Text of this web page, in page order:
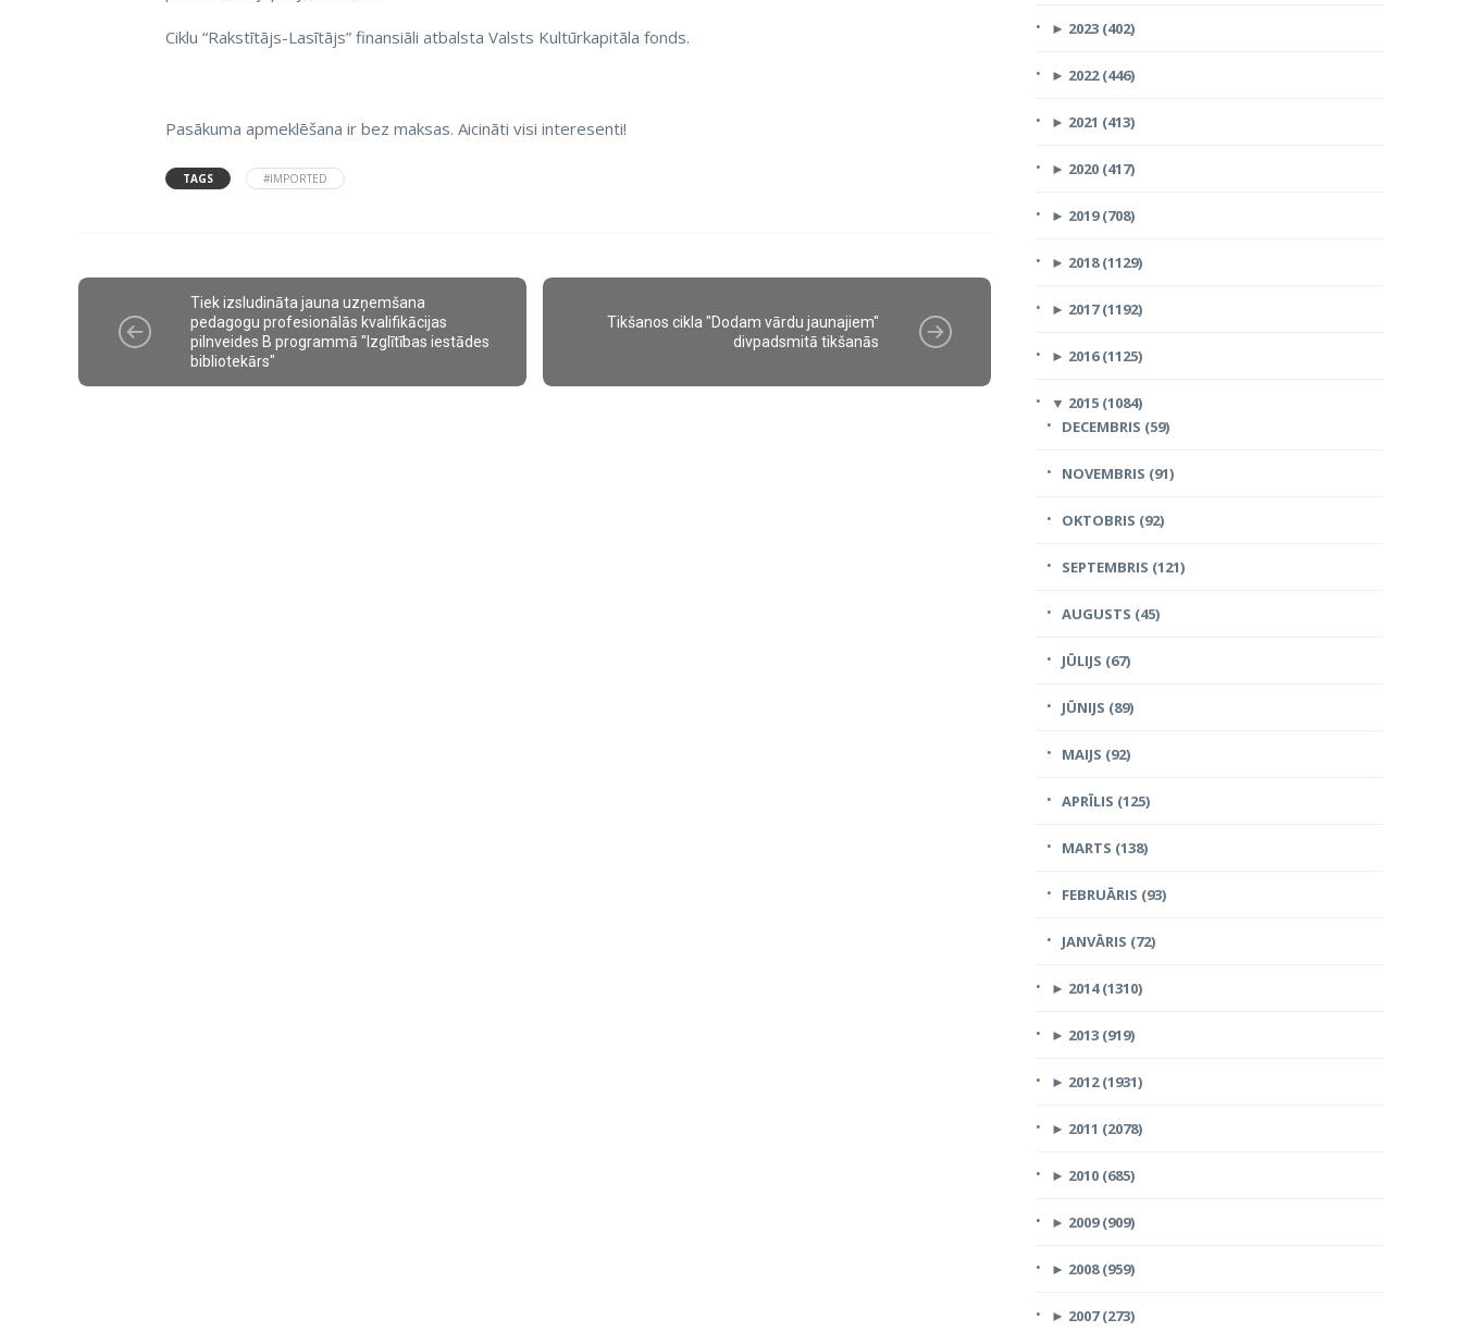
Ciklu “Rakstītājs-Lasītājs” finansiāli atbalsta Valsts Kultūrkapitāla fonds.
Pasākuma apmeklēšana ir bez maksas. Aicināti visi interesenti!
TAGS #IMPORTED
Tiek izsludināta jauna uzņemšana
pedagogu profesionālās kvalifikācijas
pilnveides B programmā "Izglītības iestādes
bibliotekārs"
Tikšanos cikla "Dodam vārdu jaunajiem"
divpadsmitā tikšanās
► 2023 (402)
► 2022 (446)
► 2021 (413)
► 2020 (417)
► 2019 (708)
► 2018 (1129)
► 2017 (1192)
► 2016 (1125)
▼ 2015 (1084)
DECEMBRIS (59)
NOVEMBRIS (91)
OKTOBRIS (92)
SEPTEMBRIS (121)
AUGUSTS (45)
JŪLIJS (67)
JŪNIJS (89)
MAIJS (92)
APRĪLIS (125)
MARTS (138)
FEBRUĀRIS (93)
JANVĀRIS (72)
► 2014 (1310)
► 2013 (919)
► 2012 (1931)
► 2011 (2078)
► 2010 (685)
► 2009 (909)
► 2008 (959)
► 2007 (273)